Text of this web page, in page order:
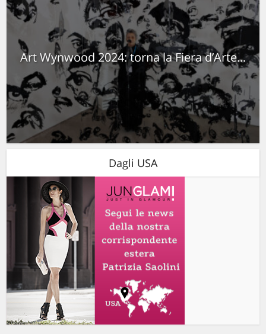
Art Wynwood 2024: torna la Fiera d’Arte...
Dagli USA